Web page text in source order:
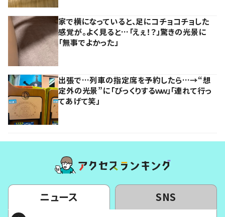
家で横になっていると、足にコチョコチョした
感覚が。よく見ると…「えぇ！？」驚きの光景に
「無事でよかった」
出張で…列車の指定席を予約したら…→“想
定外の光景”に「びっくりするｗｗ」「連れて行っ
てあげて笑」
ニュース SNS